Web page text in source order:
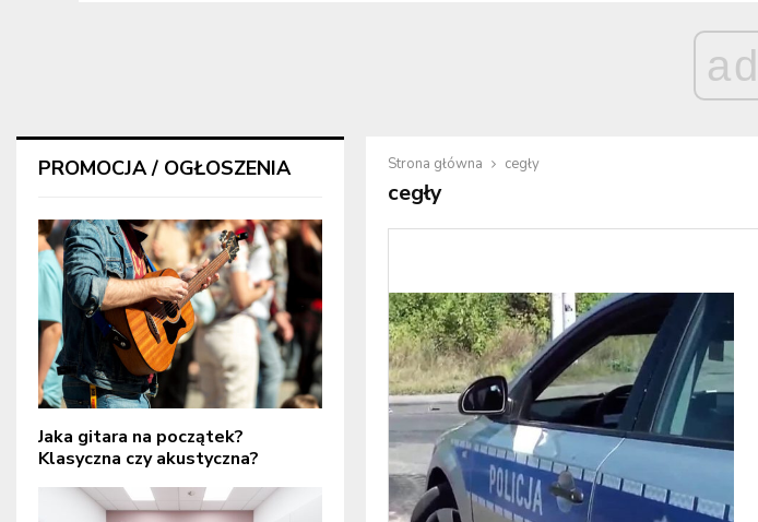
ad
Strona główna cegły
cegły
PROMOCJA / OGŁOSZENIA
Jaka gitara na początek?
Klasyczna czy akustyczna?